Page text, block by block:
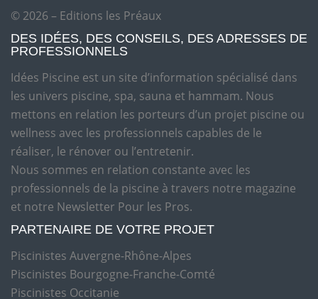
© 2026 – Editions les Préaux
DES IDÉES, DES CONSEILS, DES ADRESSES DE
PROFESSIONNELS
Idées Piscine est un site d’information spécialisé dans
les univers piscine, spa, sauna et hammam. Nous
mettons en relation les porteurs d’un projet piscine ou
wellness avec les professionnels capables de le
réaliser, le rénover ou l’entretenir.
Nous sommes en relation constante avec les
professionnels de la piscine à travers notre magazine
et notre Newsletter Pour les Pros.
PARTENAIRE DE VOTRE PROJET
Piscinistes Auvergne-Rhône-Alpes
Piscinistes Bourgogne-Franche-Comté
Piscinistes Occitanie